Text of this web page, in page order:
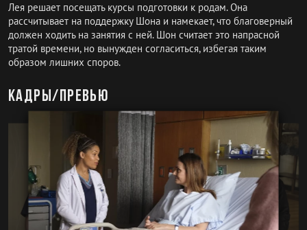
Лея решает посещать курсы подготовки к родам. Она
рассчитывает на поддержку Шона и намекает, что благоверный
должен ходить на занятия с ней. Шон считает это напрасной
тратой времени, но вынужден согласиться, избегая таким
образом лишних споров.
Кадры/превью